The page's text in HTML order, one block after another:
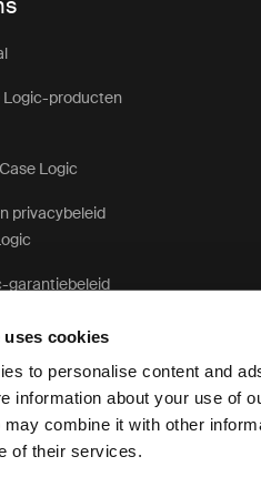
cookies
to personalise content and
information about your use of
combine it with other
of their services.
Logic-producten
Logic
privacybeleid
garantiebeleid